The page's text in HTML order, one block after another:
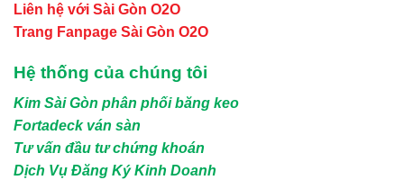
Liên hệ với Sài Gòn O2O
Trang Fanpage Sài Gòn O2O
Hệ thống của chúng tôi
Kim Sài Gòn phân phối băng keo
Fortadeck ván sàn
Tư vấn đầu tư chứng khoán
Dịch Vụ Đăng Ký Kinh Doanh